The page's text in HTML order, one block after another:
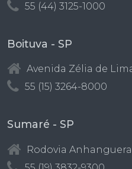
55 (44) 3125-1000
Boituva - SP
Avenida Zélia de
55 (15) 3264-8000
Sumaré - SP
Rodovia